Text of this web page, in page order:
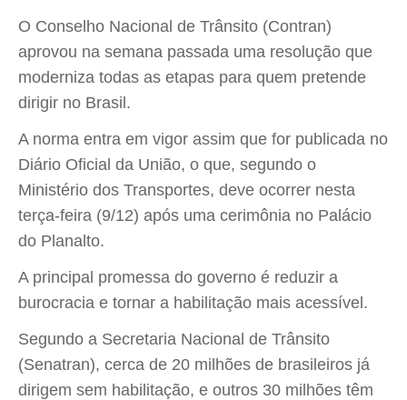
O Conselho Nacional de Trânsito (Contran)
aprovou na semana passada uma resolução que
moderniza todas as etapas para quem pretende
dirigir no Brasil.
A norma entra em vigor assim que for publicada no
Diário Oficial da União, o que, segundo o
Ministério dos Transportes, deve ocorrer nesta
terça-feira (9/12) após uma cerimônia no Palácio
do Planalto.
A principal promessa do governo é reduzir a
burocracia e tornar a habilitação mais acessível.
Segundo a Secretaria Nacional de Trânsito
(Senatran), cerca de 20 milhões de brasileiros já
dirigem sem habilitação, e outros 30 milhões têm